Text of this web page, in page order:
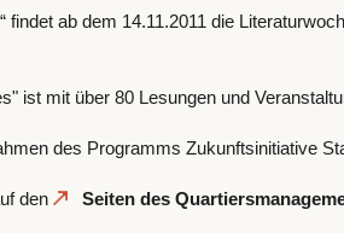
findet ab dem 14.11.2011 die
ist mit über 80 Lesungen und
des Programms Zukunftsinitiative
den Seiten des